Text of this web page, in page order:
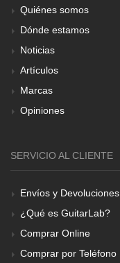
Quiénes somos
Dónde estamos
Noticias
Artículos
Marcas
Opiniones
SERVICIO AL CLIENTE
Envíos y Devoluciones
¿Qué es GuitarLab?
Comprar Online
Comprar por Teléfono